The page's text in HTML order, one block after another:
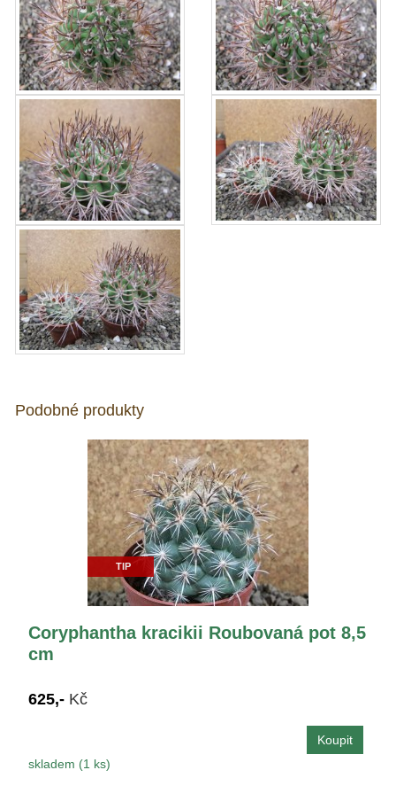
Podobné produkty
TIP
Coryphantha kracikii Roubovaná pot 8,5
cm
625,- Kč
skladem (1 ks)